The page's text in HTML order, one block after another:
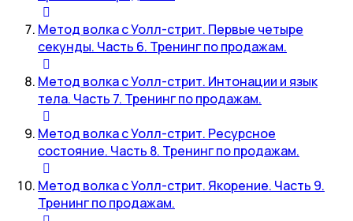
Метод волка с Уолл-стрит. Первые четыре
секунды. Часть 6. Тренинг по продажам.
Метод волка с Уолл-стрит. Интонации и язык
тела. Часть 7. Тренинг по продажам.
Метод волка с Уолл-стрит. Ресурсное
состояние. Часть 8. Тренинг по продажам.
Метод волка с Уолл-стрит. Якорение. Часть 9.
Тренинг по продажам.